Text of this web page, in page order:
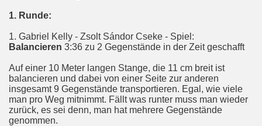
1. Runde:
1. Gabriel Kelly - Zsolt Sándor Cseke - Spiel:
Balancieren 3:36 zu 2 Gegenstände in der Zeit geschafft
Auf einer 10 Meter langen Stange, die 11 cm breit ist
balancieren und dabei von einer Seite zur anderen
insgesamt 9 Gegenstände transportieren. Egal, wie viele
man pro Weg mitnimmt. Fällt was runter muss man wieder
zurück, es sei denn, man hat mehrere Gegenstände
genommen.